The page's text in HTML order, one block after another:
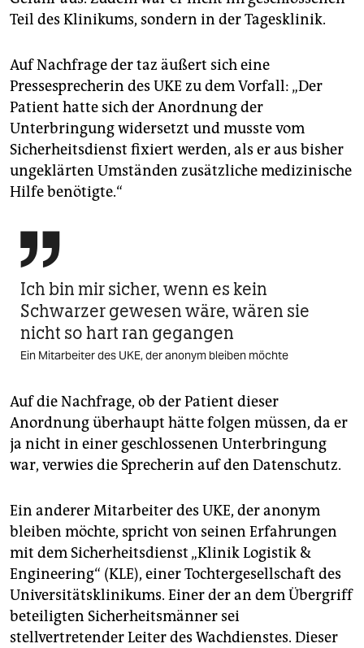
Teil des Klinikums, sondern in der Tagesklinik.
Auf Nachfrage der taz äußert sich eine
Pressesprecherin des UKE zu dem Vorfall: „Der
Patient hatte sich der Anordnung der
Unterbringung widersetzt und musste vom
Sicherheitsdienst fixiert werden, als er aus bisher
ungeklärten Umständen zusätzliche medizinische
Hilfe benötigte.“

Ich bin mir sicher, wenn es kein
Schwarzer gewesen wäre, wären sie
nicht so hart ran gegangen
Ein Mitarbeiter des UKE, der anonym bleiben möchte
Auf die Nachfrage, ob der Patient dieser
Anordnung überhaupt hätte folgen müssen, da er
ja nicht in einer geschlossenen Unterbringung
war, verwies die Sprecherin auf den Datenschutz.
Ein anderer Mitarbeiter des UKE, der anonym
bleiben möchte, spricht von seinen Erfahrungen
mit dem Sicherheitsdienst „Klinik Logistik &
Engineering“ (KLE), einer Tochtergesellschaft des
Universitätsklinikums. Einer der an dem Übergriff
beteiligten Sicherheitsmänner sei
stellvertretender Leiter des Wachdienstes. Dieser